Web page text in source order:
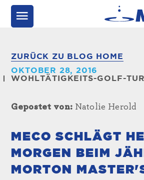
ZURÜCK ZU BLOG HOME
OKTOBER 28, 2016
WOHLTÄTIGKEITS-GOLF-
Gepostet von: Natolie Herold
MECO SCHLÄGT
MORGEN BEIM
MORTON